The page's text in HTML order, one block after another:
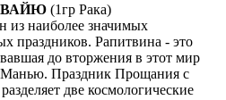
ВАЙЮ (1гр Рака)
из наиболее значимых
праздников. Рапитвина - это
до вторжения в этот мир
Праздник Прощания с
две космологические